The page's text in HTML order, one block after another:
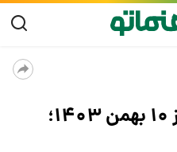
قیمت انواع سکه امروز ۱۰ بهمن ۱۴۰۳؛